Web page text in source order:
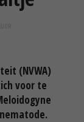
(NVWA)
voor te